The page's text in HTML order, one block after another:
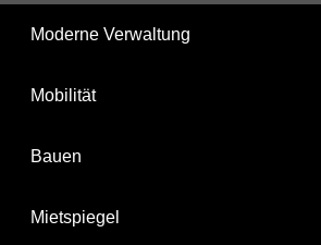
Moderne Verwaltung
Mobilität
Bauen
Mietspiegel